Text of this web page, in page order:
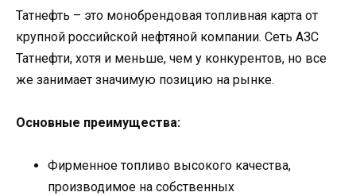
Татнефть – это монобрендовая топливная карта от
крупной российской нефтяной компании. Сеть АЗС
Татнефти, хотя и меньше, чем у конкурентов, но все
же занимает значимую позицию на рынке.
Основные преимущества:
Фирменное топливо высокого качества,
производимое на собственных